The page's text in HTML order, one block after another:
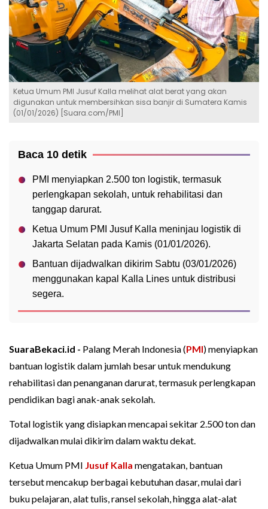
Ketua Umum PMI Jusuf Kalla melihat alat berat yang akan
digunakan untuk membersihkan sisa banjir di Sumatera Kamis
(01/01/2026) [Suara.com/PMI]
Baca 10 detik
PMI menyiapkan 2.500 ton logistik, termasuk
perlengkapan sekolah, untuk rehabilitasi dan
tanggap darurat.
Ketua Umum PMI Jusuf Kalla meninjau logistik di
Jakarta Selatan pada Kamis (01/01/2026).
Bantuan dijadwalkan dikirim Sabtu (03/01/2026)
menggunakan kapal Kalla Lines untuk distribusi
segera.
SuaraBekaci.id - Palang Merah Indonesia (PMI) menyiapkan
bantuan logistik dalam jumlah besar untuk mendukung
rehabilitasi dan penanganan darurat, termasuk perlengkapan
pendidikan bagi anak-anak sekolah.
Total logistik yang disiapkan mencapai sekitar 2.500 ton dan
dijadwalkan mulai dikirim dalam waktu dekat.
Ketua Umum PMI Jusuf Kalla mengatakan, bantuan
tersebut mencakup berbagai kebutuhan dasar, mulai dari
buku pelajaran, alat tulis, ransel sekolah, hingga alat-alat